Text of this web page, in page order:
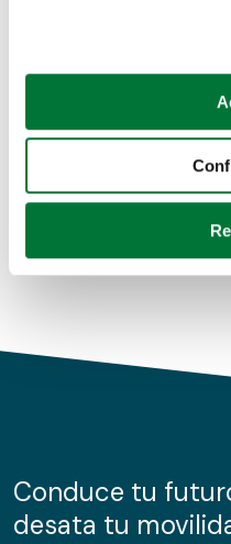
Si lo permite, también
Recopilar
Identificar su
para buscar
Obtenga más
de cookies.
información sobre el uso
nuestros partners de
Coches de segunda mano
Coches de km0
Conduce tu
desata tu